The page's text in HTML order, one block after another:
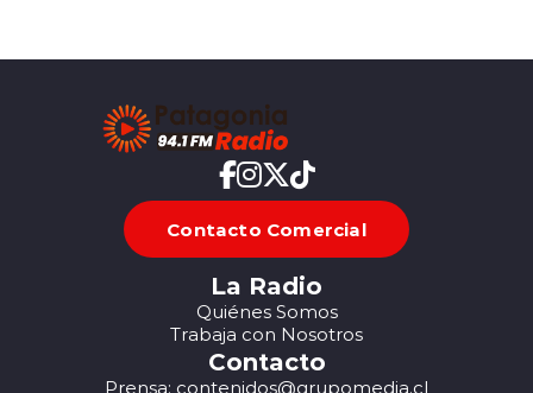
Contacto Comercial
La Radio
Quiénes Somos
Trabaja con Nosotros
Contacto
Prensa: contenidos@grupomedia.cl